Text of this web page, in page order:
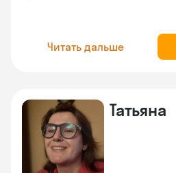
Читать дальше
Татьяна